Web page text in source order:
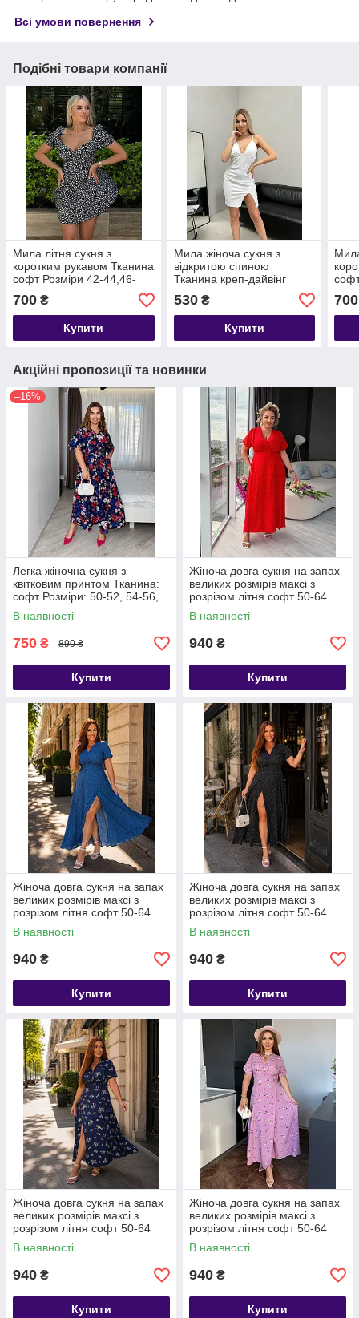
Всі умови повернення
Подібні товари компанії
Мила літня сукня з
коротким рукавом Тканина
софт Розміри 42-44,46-
48,50-52
700 ₴
Купити
Мила жіноча сукня з
відкритою спиною
Тканина креп-дайвінг
Кольори білий, чорний
Розмір: 42-44, 46-48
530₴
Купити
700
Акційні пропозиції та новинки
–16%
Легка жіночна сукня з
квітковим принтом Тканина:
софт Розміри: 50-52, 54-56,
58-60, 62-64
В наявності
750 ₴ 890 ₴
Купити
Жіноча довга сукня на запах
великих розмірів максі з
розрізом літня софт 50-64
В наявності
940 ₴
Купити
Жіноча довга сукня на запах
великих розмірів максі з
розрізом літня софт 50-64
В наявності
940 ₴
Купити
Жіноча довга сукня на запах
великих розмірів максі з
розрізом літня софт 50-64
В наявності
940 ₴
Купити
Жіноча довга сукня на запах
великих розмірів максі з
розрізом літня софт 50-64
В наявності
940 ₴
Купити
Жіноча довга сукня на запах
великих розмірів максі з
розрізом літня софт 50-64
В наявності
940 ₴
Купити